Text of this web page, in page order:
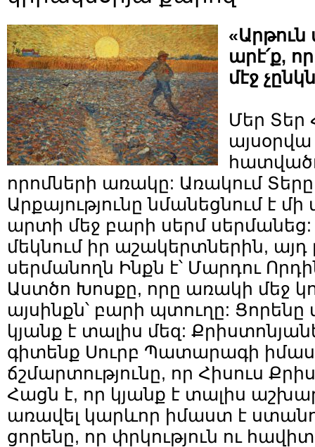
«Արթուն
արէ՛ք,
մէջ
Մեր Տեր
որոմների առակը: Առակում
Արքայությունը նմանեցնում է մի
արտի մեջ բարի սերմ սերմանեց:
մեկնում իր աշակերտներին, այդ
սերմանողն Ինքն է՝ Մարդու
Աստծո Խոսքը, որը առակի մեջ
այսինքն՝ բարի պտուղը: Ցորենը
կյանք է տալիս մեզ:
գիտենք Սուրբ Պատարագի
ճշմարտությունը, որ Հիսուս
Հացն է, որ կյանք է տալիս
առավել կարևոր իմաստ է
ցորենը, որ փրկություն ու